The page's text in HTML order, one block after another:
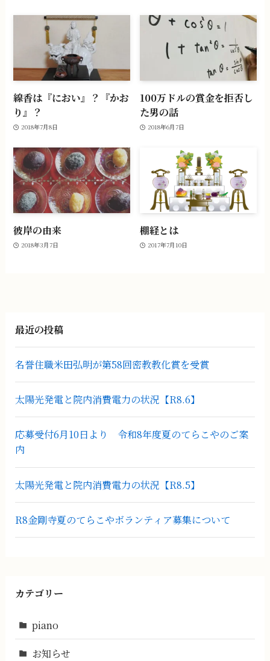
線香は『におい』？『かお
り』？
2018年7月8日
100万ドルの賞金を拒否し
た男の話
2018年6月7日
彼岸の由来
2018年3月7日
棚経とは
2017年7月10日
最近の投稿
名誉住職米田弘明が第58回密教教化賞を受賞
太陽光発電と院内消費電力の状況【R8.6】
応募受付6月10日より 令和8年度夏のてらこやのご案
内
太陽光発電と院内消費電力の状況【R8.5】
R8金剛寺夏のてらこやボランティア募集について
カテゴリー
piano
お知らせ